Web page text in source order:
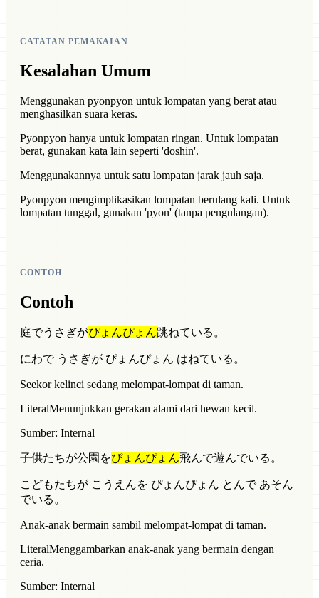
CATATAN PEMAKAIAN
Kesalahan Umum
Menggunakan pyonpyon untuk lompatan yang berat atau
menghasilkan suara keras.
Pyonpyon hanya untuk lompatan ringan. Untuk lompatan
berat, gunakan kata lain seperti 'doshin'.
Menggunakannya untuk satu lompatan jarak jauh saja.
Pyonpyon mengimplikasikan lompatan berulang kali. Untuk
lompatan tunggal, gunakan 'pyon' (tanpa pengulangan).
CONTOH
Contoh
庭でうさぎがぴょんぴょん跳ねている。
にわで うさぎが ぴょんぴょん はねている。
Seekor kelinci sedang melompat-lompat di taman.
LiteralMenunjukkan gerakan alami dari hewan kecil.
Sumber: Internal
子供たちが公園をぴょんぴょん飛んで遊んでいる。
こどもたちが こうえんを ぴょんぴょん とんで あそん
でいる。
Anak-anak bermain sambil melompat-lompat di taman.
LiteralMenggambarkan anak-anak yang bermain dengan
ceria.
Sumber: Internal